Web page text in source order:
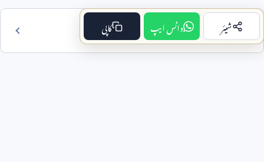
فہرست مضمون
شیئر واٹس ایپ کاپی